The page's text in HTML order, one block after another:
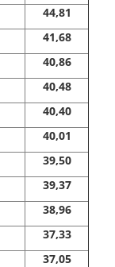
44,81
41,68
40,86
40,48
40,40
40,01
39,50
39,37
38,96
37,33
37,05